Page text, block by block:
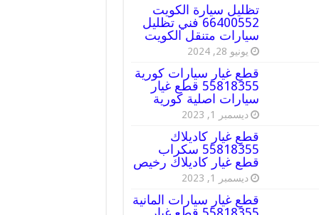
تظليل سيارة الكويت
66400552 فني تظليل
سيارات متنقل الكويت
يونيو 28, 2024
قطع غيار سيارات كورية
55818355 قطع غيار
سيارات اصلية كورية
ديسمبر 1, 2023
قطع غيار كاديلاك
55818355 سكراب
قطع غيار كاديلاك رخيص
ديسمبر 1, 2023
قطع غيار سيارات المانية